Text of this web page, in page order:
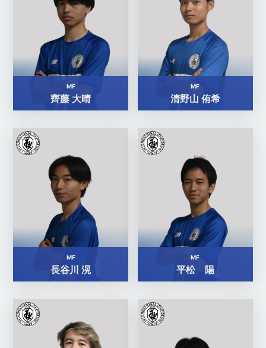
MF
齊藤 大晴
MF
清野山 侑希
MF
長谷川 滉
MF
平松 陽